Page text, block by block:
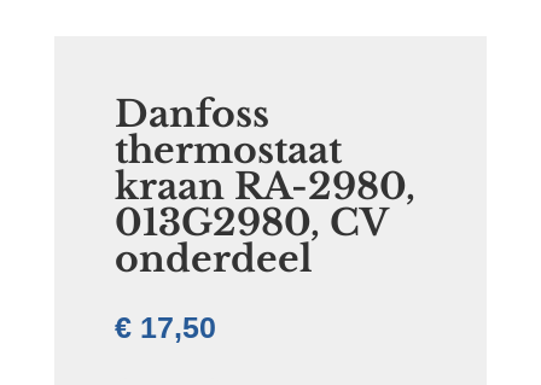
Danfoss
thermostaat
kraan RA-2980,
013G2980, CV
onderdeel
€17,50